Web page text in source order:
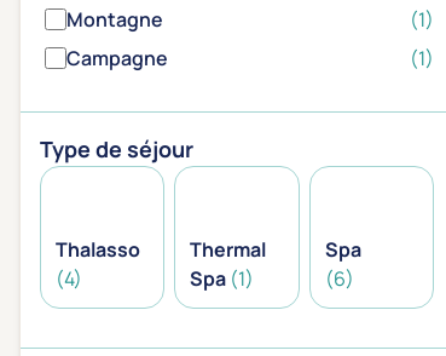
Montagne
(1)
Campagne
(1)
Type de séjour
Thalasso
(4)
Thermal
Spa (1)
Spa
(6)